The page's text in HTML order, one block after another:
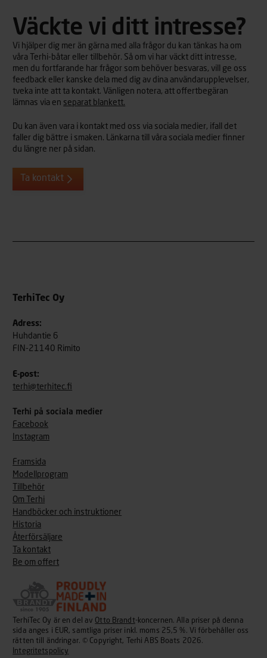
Väckte vi ditt intresse?
Vi hjälper dig mer än gärna med alla frågor du kan tänkas ha om
våra Terhi-båtar eller tillbehör. Så om vi har väckt ditt intresse,
men du fortfarande har frågor som behöver besvaras, vill ge oss
feedback eller kanske dela med dig av dina användarupplevelser,
tveka inte att ta kontakt. Vänligen notera, att offertbegäran
lämnas via en separat blankett.
Du kan även vara i kontakt med oss via sociala medier, ifall det
faller dig bättre i smaken. Länkarna till våra sociala medier finner
du längre ner på sidan.
Ta kontakt
TerhiTec Oy
Adress:
Huhdantie 6
FIN-21140 Rimito
E-post:
terhi@terhitec.fi
Terhi på sociala medier
Facebook
Instagram
Framsida
Modellprogram
Tillbehör
Om Terhi
Handböcker och instruktioner
Historia
Återförsäljare
Ta kontakt
Be om offert
TerhiTec Oy är en del av Otto Brandt-koncernen. Alla priser på denna
sida anges i EUR, samtliga priser inkl. moms 25,5 %. Vi förbehåller oss
rätten till ändringar. © Copyright, Terhi ABS Boats 2026.
Integritetspolicy